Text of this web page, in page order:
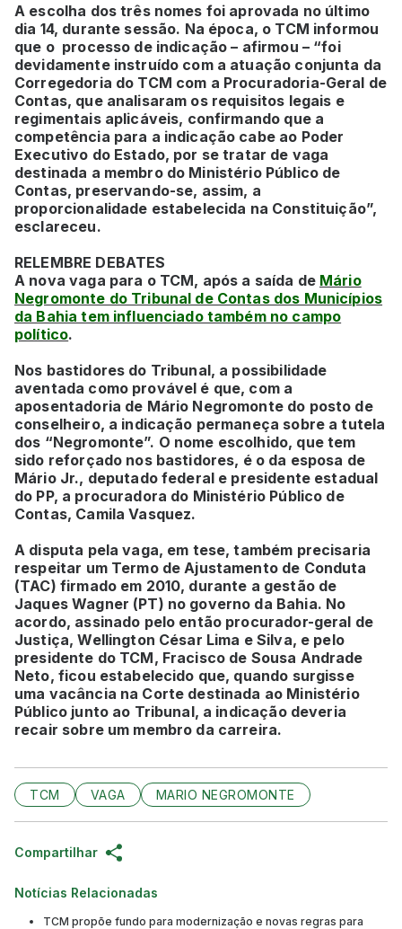
A escolha dos três nomes foi aprovada no último
dia 14, durante sessão. Na época, o TCM informou
que o processo de indicação – afirmou – “foi
devidamente instruído com a atuação conjunta da
Corregedoria do TCM com a Procuradoria-Geral de
Contas, que analisaram os requisitos legais e
regimentais aplicáveis, confirmando que a
competência para a indicação cabe ao Poder
Executivo do Estado, por se tratar de vaga
destinada a membro do Ministério Público de
Contas, preservando-se, assim, a
proporcionalidade estabelecida na Constituição”,
esclareceu.
RELEMBRE DEBATES
A nova vaga para o TCM, após a saída de Mário
Negromonte do Tribunal de Contas dos Municípios
da Bahia tem influenciado também no campo
político.
Nos bastidores do Tribunal, a possibilidade
aventada como provável é que, com a
aposentadoria de Mário Negromonte do posto de
conselheiro, a indicação permaneça sobre a tutela
dos “Negromonte”. O nome escolhido, que tem
sido reforçado nos bastidores, é o da esposa de
Mário Jr., deputado federal e presidente estadual
do PP, a procuradora do Ministério Público de
Contas, Camila Vasquez.
A disputa pela vaga, em tese, também precisaria
respeitar um Termo de Ajustamento de Conduta
(TAC) firmado em 2010, durante a gestão de
Jaques Wagner (PT) no governo da Bahia. No
acordo, assinado pelo então procurador-geral de
Justiça, Wellington César Lima e Silva, e pelo
presidente do TCM, Fracisco de Sousa Andrade
Neto, ficou estabelecido que, quando surgisse
uma vacância na Corte destinada ao Ministério
Público junto ao Tribunal, a indicação deveria
recair sobre um membro da carreira.
TCM VAGA MARIO NEGROMONTE
Compartilhar
Notícias Relacionadas
TCM propõe fundo para modernização e novas regras para